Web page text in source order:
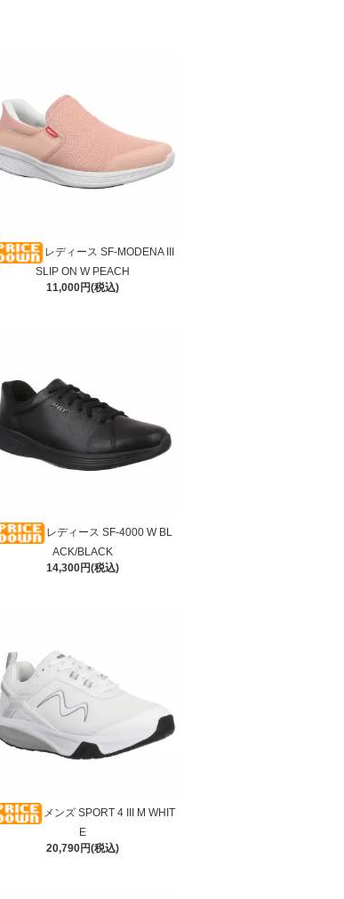
レディース SF-MODENA III
SLIP ON W PEACH
11,000円(税込)
レディース SF-4000 W BL
ACK/BLACK
14,300円(税込)
メンズ SPORT 4 III M WHIT
E
20,790円(税込)